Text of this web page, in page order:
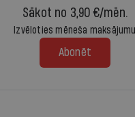
Sākot no 3,90 €/mēn.
Izvēloties mēneša maksājumu
Abonēt